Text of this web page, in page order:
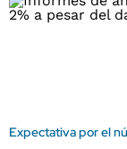
Expectativa por el